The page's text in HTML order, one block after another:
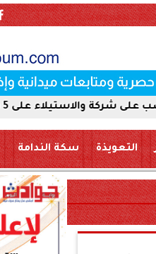
التعويذة سكة الندامة